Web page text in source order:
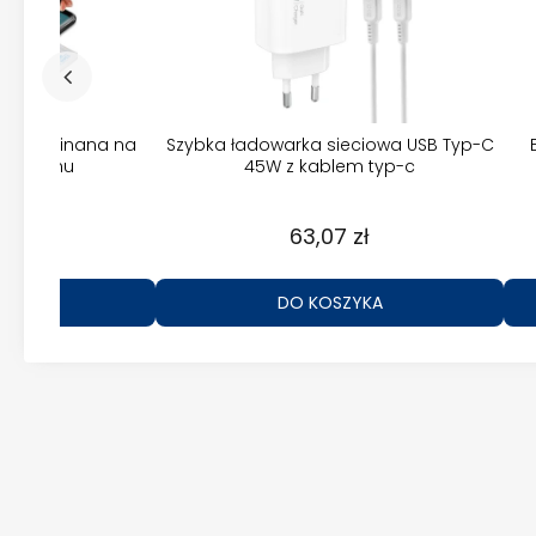
Iphone
Folia prywatyzująca 3D wycinana na
każdy model telefonu
31,69 zł
DO KOSZYKA
Szybka